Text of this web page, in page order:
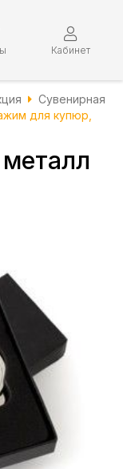
Кабинет
Сувенирная
для купюр,